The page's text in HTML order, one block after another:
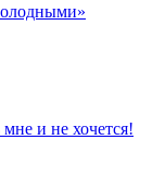
и не хочется!